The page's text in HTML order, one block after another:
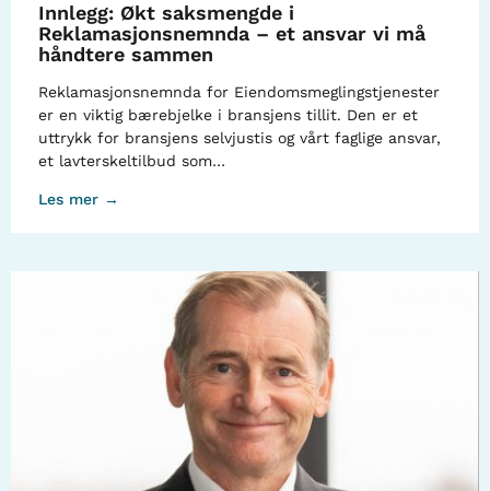
Innlegg: Økt saksmengde i
Reklamasjonsnemnda – et ansvar vi må
håndtere sammen
Reklamasjonsnemnda for Eiendomsmeglingstjenester
er en viktig bærebjelke i bransjens tillit. Den er et
uttrykk for bransjens selvjustis og vårt faglige ansvar,
et lavterskeltilbud som…
Les mer →